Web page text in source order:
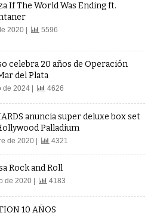
If The World Was Ending ft.
2020 | 5596
celebra 20 años de Operación
del Plata
de 2024 | 4626
anuncia super deluxe box set
Palladium
de 2020 | 4321
Rock and Roll
de 2020 | 4183
10 AÑOS